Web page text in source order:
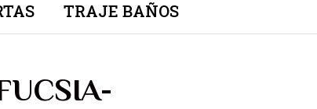
TRAJE BAÑOS